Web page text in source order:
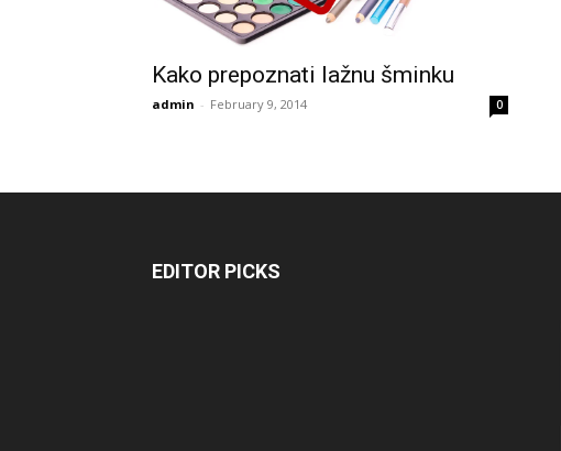
Kako prepoznati lažnu šminku
admin - February 9, 2014 0
EDITOR PICKS